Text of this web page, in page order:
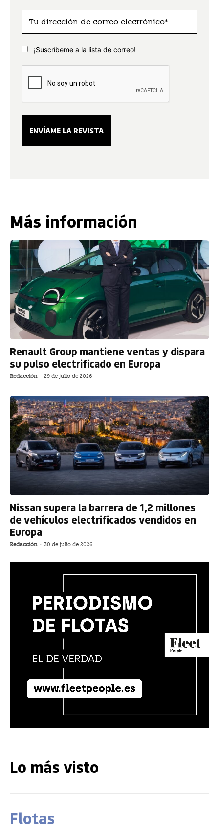
¡Suscríbeme a la lista de correo!
Más información
Renault Group mantiene ventas y dispara
su pulso electrificado en Europa
Redacción - 29 de julio de 2026
Nissan supera la barrera de 1,2 millones
de vehículos electrificados vendidos en
Europa
Redacción - 30 de julio de 2026
Lo más visto
Flotas